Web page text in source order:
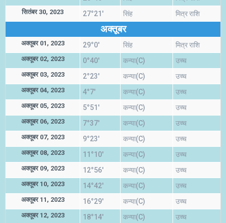
सितंबर 30, 2023 27°21' सिंह मित्र राशि
अक्तूबर
अक्तूबर 01, 2023 29°0' सिंह मित्र राशि
अक्तूबर 02, 2023 0°40' कन्या(C) उच्च
अक्तूबर 03, 2023 2°23' कन्या(C) उच्च
अक्तूबर 04, 2023 4°7' कन्या(C) उच्च
अक्तूबर 05, 2023 5°51' कन्या(C) उच्च
अक्तूबर 06, 2023 7°37' कन्या(C) उच्च
अक्तूबर 07, 2023 9°23' कन्या(C) उच्च
अक्तूबर 08, 2023 11°10' कन्या(C) उच्च
अक्तूबर 09, 2023 12°56' कन्या(C) उच्च
अक्तूबर 10, 2023 14°42' कन्या(C) उच्च
अक्तूबर 11, 2023 16°29' कन्या(C) उच्च
अक्तूबर 12, 2023 18°14' कन्या(C) उच्च